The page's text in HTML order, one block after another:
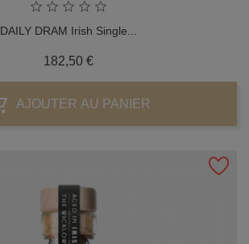
DAILY DRAM Irish Single...
182,50 €Prix
AJOUTER AU PANIER